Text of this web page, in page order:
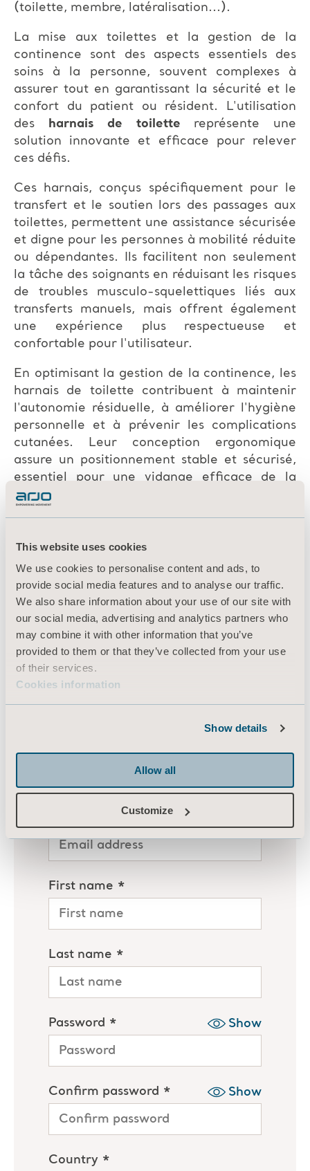
This website uses cookies
We use cookies to personalise content and ads, to
provide social media features and to analyse our traffic.
We also share information about your use of our site with
our social media, advertising and analytics partners who
may combine it with other information that you’ve
provided to them or that they’ve collected from your use
of their services.
Cookies information
Show details
Allow all
Customize
(toilette, membre, latéralisation...).
La mise aux toilettes et la gestion de la
continence sont des aspects essentiels des
soins à la personne, souvent complexes à
assurer tout en garantissant la sécurité et le
confort du patient ou résident. L'utilisation
des
harnais de toilette représente une
solution innovante et efficace pour relever
ces défis.
Ces harnais, conçus spécifiquement pour le
transfert et le soutien lors des passages aux
toilettes, permettent une assistance sécurisée
et digne pour les personnes à mobilité réduite
ou dépendantes. Ils facilitent non seulement
la tâche des soignants en réduisant les risques
de troubles musculo-squelettiques liés aux
transferts manuels, mais offrent également
une expérience plus respectueuse et
confortable pour l'utilisateur.
En optimisant la gestion de la continence, les
harnais de toilette contribuent à maintenir
l'autonomie résiduelle, à améliorer l'hygiène
personnelle et à prévenir les complications
cutanées. Leur conception ergonomique
assure un positionnement stable et sécurisé,
essentiel pour une vidange efficace de la
vessie et des intestins, tout en préservant
Ce webinaire a pour objectif de montrer